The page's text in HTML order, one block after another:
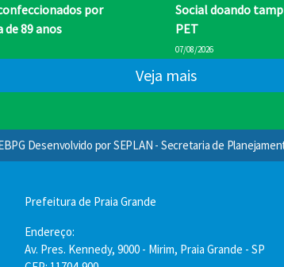
por
89 anos
Social doando
PET
07/08/2026
Veja mais
Desenvolvido por SEPLAN - Secretaria de
Prefeitura de Praia Grande
Endereço:
Av. Pres. Kennedy, 9000 - Mirim, Praia Grande - SP